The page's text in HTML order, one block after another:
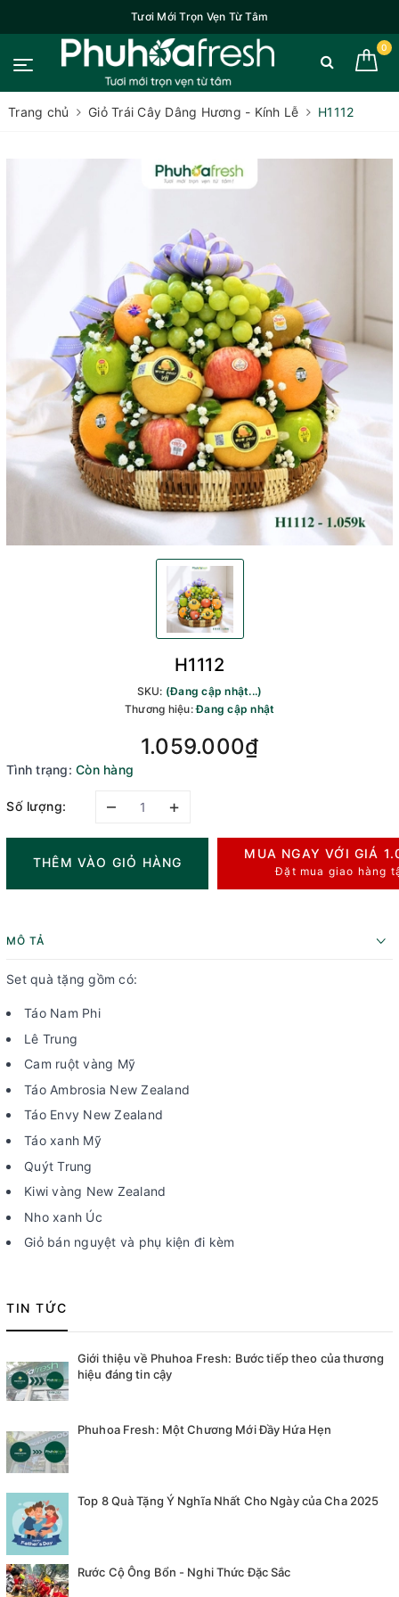
Tươi Mới Trọn Vẹn Từ Tâm
0
Trang chủ Giỏ Trái Cây Dâng Hương - Kính Lễ H1112
H1112
SKU: (Đang cập nhật...)
Thương hiệu:Đang cập nhật
1.059.000₫
Tình trạng: Còn hàng
Số lượng: – +
THÊM VÀO GIỎ HÀNG
MUA NGAY VỚI GIÁ
Đặt mua giao hàng
MÔ TẢ
Set quà tặng gồm có:
Táo Nam Phi
Lê Trung
Cam ruột vàng Mỹ
Táo Ambrosia New Zealand
Táo Envy New Zealand
Táo xanh Mỹ
Quýt Trung
Kiwi vàng New Zealand
Nho xanh Úc
Giỏ bán nguyệt và phụ kiện đi kèm
TIN TỨC
Giới thiệu về Phuhoa Fresh: Bước tiếp theo của thương
hiệu đáng tin cậy
Phuhoa Fresh: Một Chương Mới Đầy Hứa Hẹn
Top 8 Quà Tặng Ý Nghĩa Nhất Cho Ngày của Cha 2025
Rước Cộ Ông Bổn - Nghi Thức Đặc Sắc